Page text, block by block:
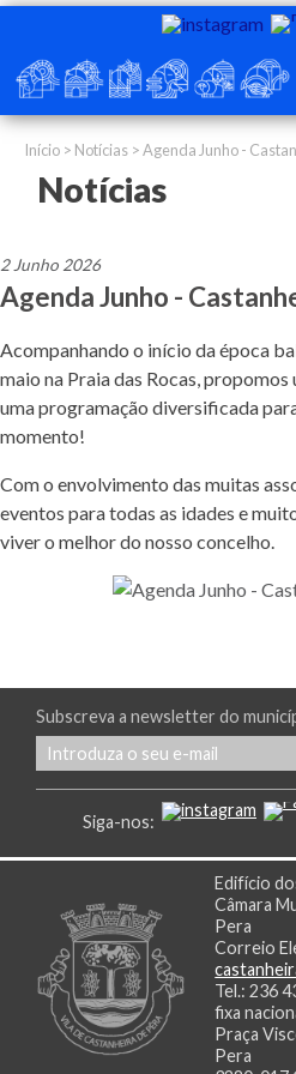
Início > Notícias > Agenda Junho -
Notícias
2 Junho 2026
Agenda Junho -
Acompanhando o início da época
maio na Praia das Rocas,
uma programação diversificada
momento!
Com o envolvimento das muitas
eventos para todas as idades e
viver o melhor do nosso concelho.
Subscreva a newsletter do
Siga-nos:
Edifício
Câmara
Pera
Correio
Tel.: 236
fixa
Praça
Pera